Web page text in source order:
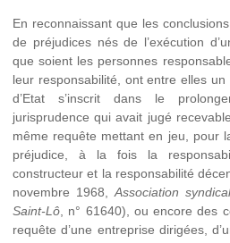
En reconnaissant que les
de préjudices nés de l’exécution
que soient les personnes
leur responsabilité, ont entre elles
d’Etat s’inscrit dans le
jurisprudence qui avait jugé
même requête mettant en jeu, pour
préjudice, à la fois la
constructeur et la responsabilité
novembre 1968, Association
Saint-Lô, n° 61640), ou encore des
requête d’une entreprise dirigées,